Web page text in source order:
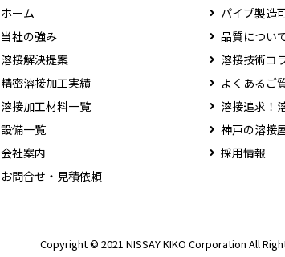
ホーム
当社の強み
溶接解決提案
精密溶接加工実績
溶接加工材料一覧
設備一覧
会社案内
お問合せ・見積依頼
パイプ製造
品質につい
溶接技術コ
よくあるご
溶接追求！
神戸の溶接
採用情報
Copyright © 2021 NISSAY KIKO Corporation All